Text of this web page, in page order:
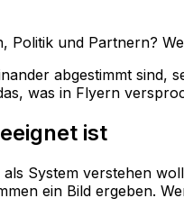
Politik und Partnern?
abgestimmt sind,
was in Flyern
ist
System verstehen
ein Bild ergeben.